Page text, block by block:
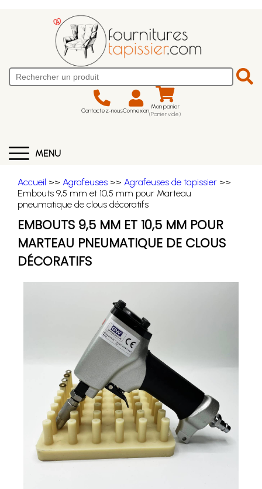
Contactez-nousConnexion Mon panier
(Panier vide)
MENU
Accueil >> Agrafeuses >> Agrafeuses de tapissier >>
Embouts 9,5 mm et 10,5 mm pour Marteau
pneumatique de clous décoratifs
EMBOUTS 9,5 MM ET 10,5 MM POUR
MARTEAU PNEUMATIQUE DE CLOUS
DÉCORATIFS